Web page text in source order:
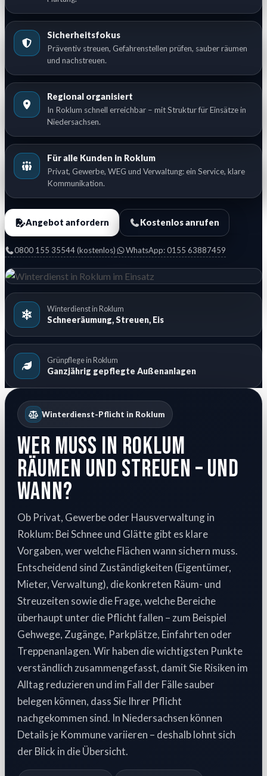
Sicherheitsfokus
Präventiv streuen, Gefahrenstellen prüfen, sauber räumen
und nachstreuen.
Regional organisiert
In Roklum schnell erreichbar – mit Struktur für Einsätze in
Niedersachsen.
Für alle Kunden in Roklum
Privat, Gewerbe, WEG und Verwaltung: ein Service, klare
Kommunikation.
Angebot anfordern Kostenlos anrufen
0800 155 35544 (kostenlos) WhatsApp: 0155 63887459
Winterdienst in Roklum
Schneeräumung, Streuen, Eis
Grünpflege in Roklum
Ganzjährig gepflegte Außenanlagen
Winterdienst-Pflicht in Roklum
Wer muss in Roklum
räumen und streuen – und
wann?
Ob Privat, Gewerbe oder Hausverwaltung in
Roklum: Bei Schnee und Glätte gibt es klare
Vorgaben, wer welche Flächen wann sichern muss.
Entscheidend sind Zuständigkeiten (Eigentümer,
Mieter, Verwaltung), die konkreten Räum- und
Streuzeiten sowie die Frage, welche Bereiche
überhaupt unter die Pflicht fallen – zum Beispiel
Gehwege, Zugänge, Parkplätze, Einfahrten oder
Treppenanlagen. Wir haben die wichtigsten Punkte
verständlich zusammengefasst, damit Sie Risiken im
Alltag reduzieren und im Fall der Fälle sauber
belegen können, dass Sie Ihrer Pflicht
nachgekommen sind. In Niedersachsen können
Details je Kommune variieren – deshalb lohnt sich
der Blick in die Übersicht.